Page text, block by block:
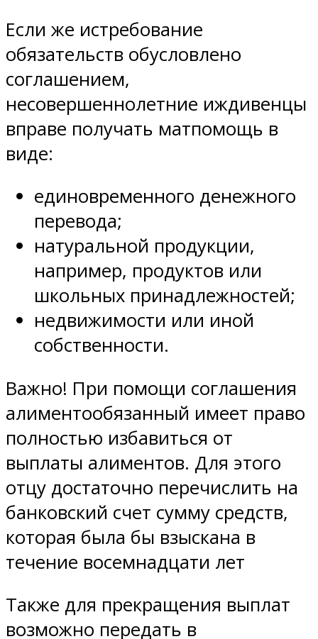
Если же истребование
обязательств обусловлено
соглашением,
несовершеннолетние иждивенцы
вправе получать матпомощь в
виде:
единовременного денежного
перевода;
натуральной продукции,
например, продуктов или
школьных принадлежностей;
недвижимости или иной
собственности.
Важно! При помощи соглашения
алиментообязанный имеет право
полностью избавиться от
выплаты алиментов. Для этого
отцу достаточно перечислить на
банковский счет сумму средств,
которая была бы взыскана в
течение восемнадцати лет
Также для прекращения выплат
возможно передать в